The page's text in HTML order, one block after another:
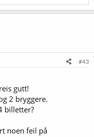
#43
gutt!
2 bryggere.
billetter?
noen feil på